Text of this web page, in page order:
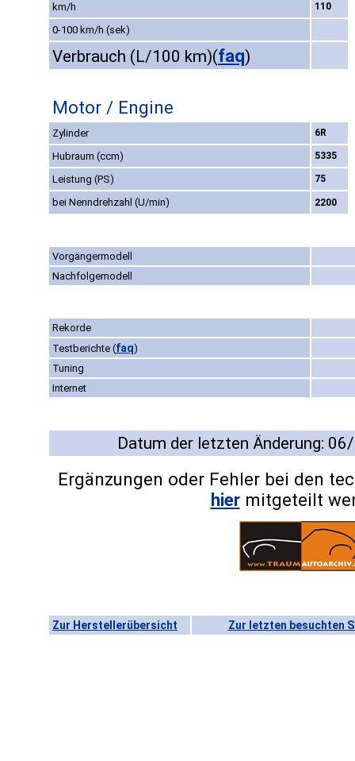
km/h 110
0-100 km/h (sek)
Verbrauch (L/100 km)(faq)
Motor / Engine
Zylinder 6R
Hubraum (ccm) 5335
Leistung (PS) 75
bei Nenndrehzahl (U/min) 2200
Vorgängermodell
Nachfolgemodell
Rekorde
Testberichte (faq)
Tuning
Internet
Datum der letzten Änderung:
Ergänzungen oder Fehler bei den
hiermitgeteilt
Zur Herstellerübersicht Zur letzten besuchten